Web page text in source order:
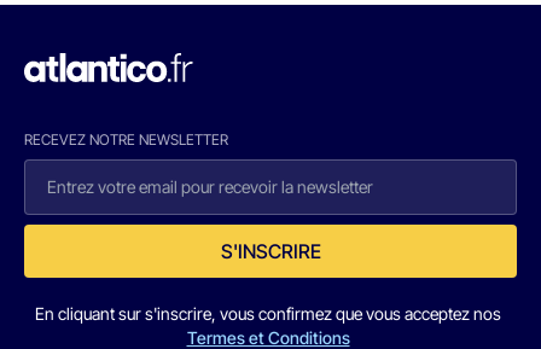
RECEVEZ NOTRE NEWSLETTER
S'INSCRIRE
En cliquant sur s'inscrire, vous confirmez que vous acceptez nos
Termes et Conditions